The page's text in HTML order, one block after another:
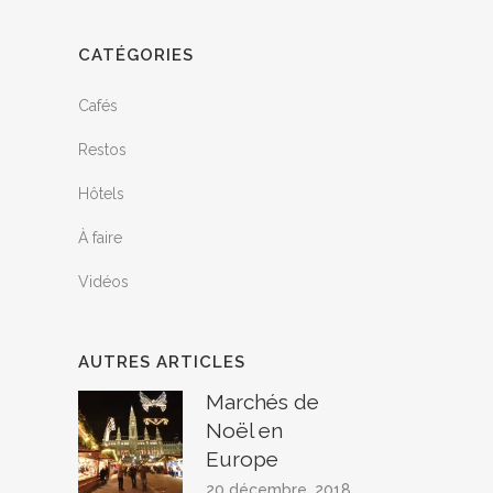
CATÉGORIES
Cafés
Restos
Hôtels
À faire
Vidéos
AUTRES ARTICLES
Marchés de
Noël en
Europe